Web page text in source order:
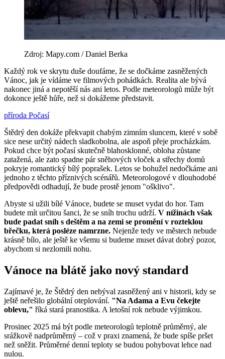
Zdroj: Mapy.com / Daniel Berka
Každý rok ve skrytu duše doufáme, že se dočkáme zasněžených
Vánoc, jak je vídáme ve filmových pohádkách. Realita ale bývá
nakonec jiná a nepotěší nás ani letos. Podle meteorologů může být
dokonce ještě hůře, než si dokážeme představit.
příroda Počasí
Štědrý den dokáže překvapit chabým zimním sluncem, které v sobě
sice nese určitý nádech sladkobolna, ale aspoň přeje procházkám.
Pokud chce být počasí skutečně blahosklonné, obloha zůstane
zatažená, ale zato spadne pár sněhových vloček a střechy domů
pokryje romantický bílý poprašek. Letos se bohužel nedočkáme ani
jednoho z těchto příznivých scénářů. Meteorologové v dlouhodobé
předpovědi odhadují, že bude prostě jenom "ošklivo".
Abyste si užili bílé Vánoce, budete se muset vydat do hor. Tam
budete mít určitou šanci, že se sníh trochu udrží. V nížinách však
bude padat sníh s deštěm a na zemi se promění v rozteklou
břečku, která posléze namrzne. Nejenže tedy ve městech nebude
krásně bílo, ale ještě ke všemu si budeme muset dávat dobrý pozor,
abychom si nezlomili nohu.
Vánoce na blátě jako nový standard
Zajímavé je, že Štědrý den nebýval zasněžený ani v historii, kdy se
ještě neřešilo globální oteplování. "Na Adama a Evu čekejte
oblevu," říká stará pranostika. A letošní rok nebude výjimkou.
Prosinec 2025 má být podle meteorologů teplotně průměrný, ale
srážkově nadprůměrný – což v praxi znamená, že bude spíše pršet
než sněžit. Průměrné denní teploty se budou pohybovat lehce nad
nulou.